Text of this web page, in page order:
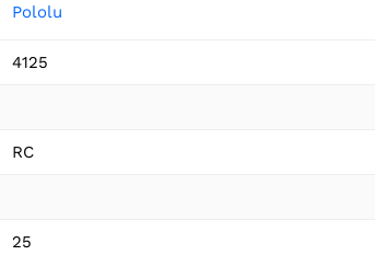
Pololu
4125
RC
25